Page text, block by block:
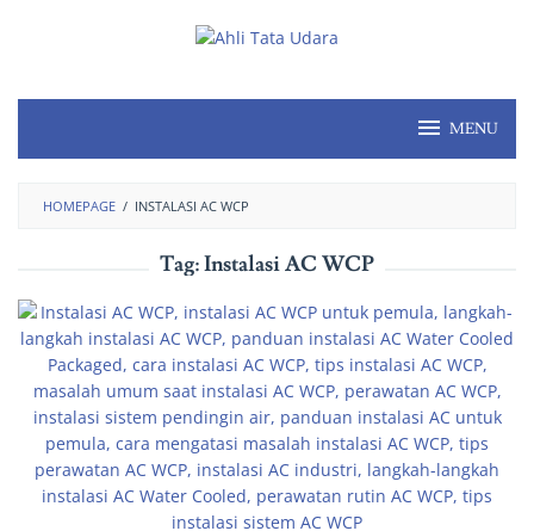
MENU
HOMEPAGE / INSTALASI AC WCP
Tag:Instalasi AC WCP